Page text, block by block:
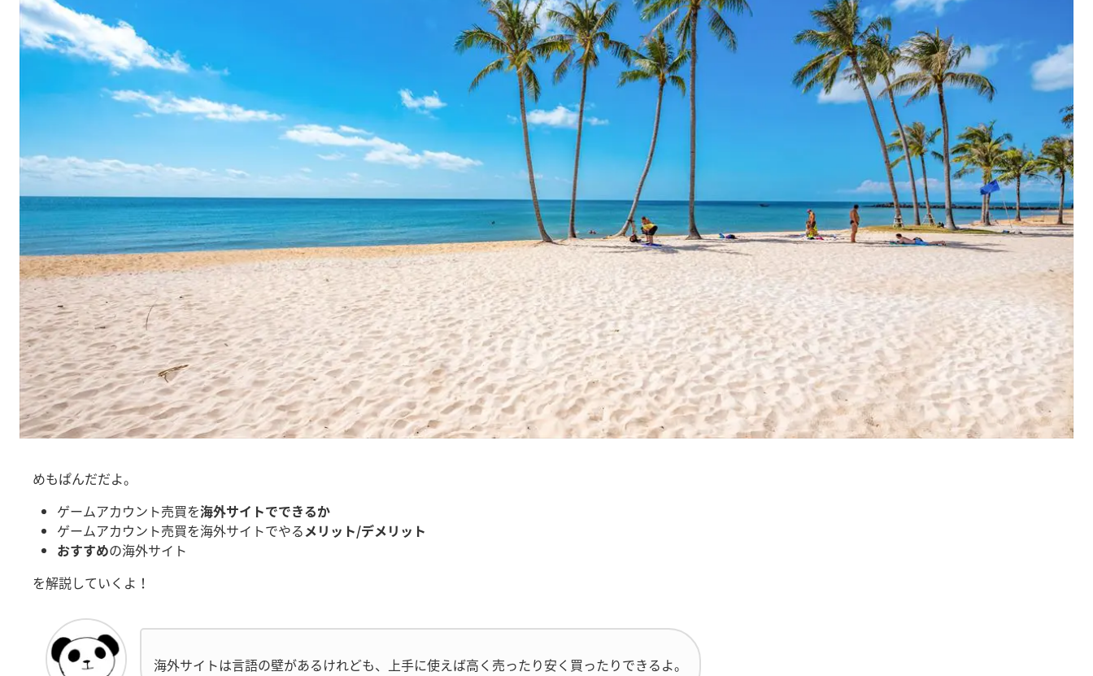
めもぱんだだよ。
ゲームアカウント売買を海外サイトでできるか
ゲームアカウント売買を海外サイトでやるメリット/デメリット
おすすめの海外サイト
を解説していくよ！
海外サイトは言語の壁があるけれども、上手に使えば高く売ったり安く買ったりできるよ。